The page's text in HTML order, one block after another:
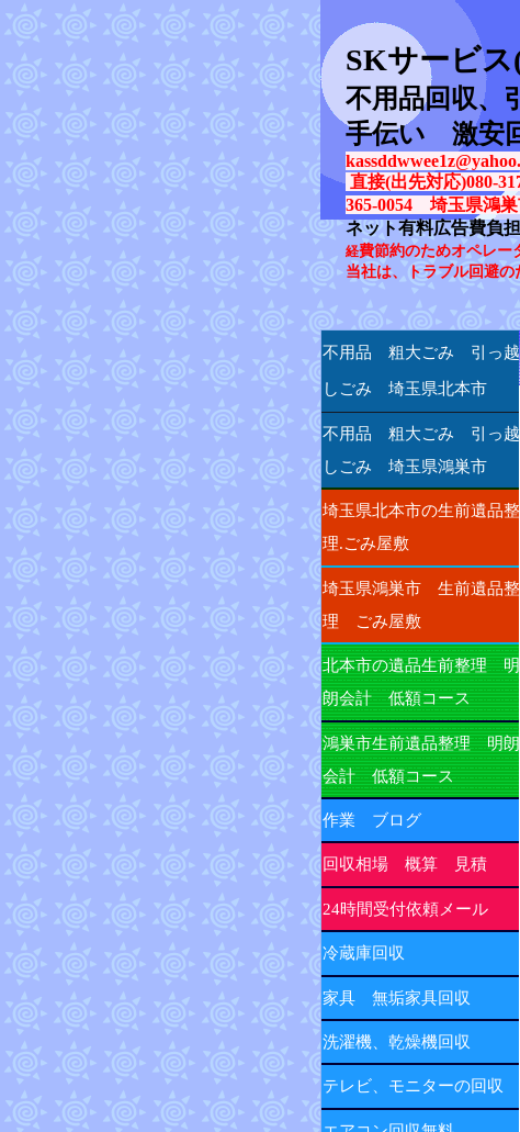
SKサービ
不用品回収、
手伝い 激安
直接(出先対応)080-
365-0054 埼玉県鴻巣
ネット有料広告費負
経費節約のためオペレ
当社は、トラブル回避
不用品 粗大ごみ 引っ越
しごみ 埼玉県北本市
不用品 粗大ごみ 引っ越
しごみ 埼玉県鴻巣市
埼玉県北本市の生前遺品整
理.ごみ屋敷
埼玉県鴻巣市 生前遺品整
理 ごみ屋敷
北本市の遺品生前整理 明
朗会計 低額コース
鴻巣市生前遺品整理 明朗
会計 低額コース
作業 ブログ
回収相場 概算 見積
24時間受付依頼メール
冷蔵庫回収
家具 無垢家具回収
洗濯機、乾燥機回収
テレビ、モニターの回収